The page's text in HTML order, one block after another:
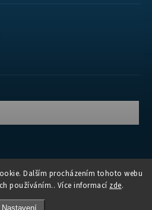
Dalším procházením tohoto webu
používáním.. Více informací zde.
Nastavení